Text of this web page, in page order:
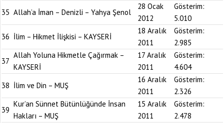
35 Allah’a İman – Denizli – Yahya Şenol
28 Ocak
2012
Gösterim:
5.010
36 İlim – Hikmet İlişkisi – KAYSERİ
18 Aralık
2011
Gösterim:
2.985
37
Allah Yoluna Hikmetle Çağırmak –
KAYSERİ
17 Aralık
2011
Gösterim:
4.604
38 İlim ve Din – MUŞ
16 Aralık
2011
Gösterim:
2.326
39
Kur’an Sünnet Bütünlüğünde İnsan
Hakları – MUŞ
15 Aralık
2011
Gösterim:
2.478